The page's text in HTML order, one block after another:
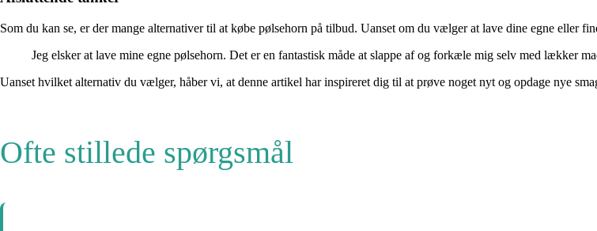
Som du kan se, er der mange alternativer til at købe pølsehorn på tilbud. Uanset om du vælger at lave dine egne eller
Jeg elsker at lave mine egne pølsehorn. Det er en fantastisk måde at slappe af og forkæle mig selv med lækker
Uanset hvilket alternativ du vælger, håber vi, at denne artikel har inspireret dig til at prøve noget nyt og opdage nye
Ofte stillede spørgsmål